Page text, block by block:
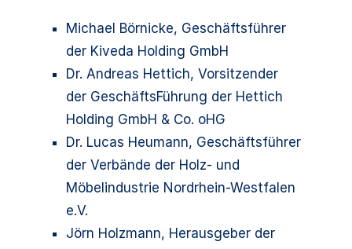
Michael Börnicke, Geschäftsführer
der Kiveda Holding GmbH
Dr. Andreas Hettich, Vorsitzender
der GeschäftsFührung der Hettich
Holding GmbH & Co. oHG
Dr. Lucas Heumann, Geschäftsführer
der Verbände der Holz- und
Möbelindustrie Nordrhein-Westfalen
e.V.
Jörn Holzmann, Herausgeber der